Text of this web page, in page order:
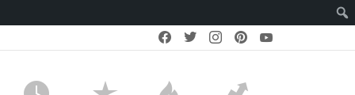
facebooktwitterinstagram